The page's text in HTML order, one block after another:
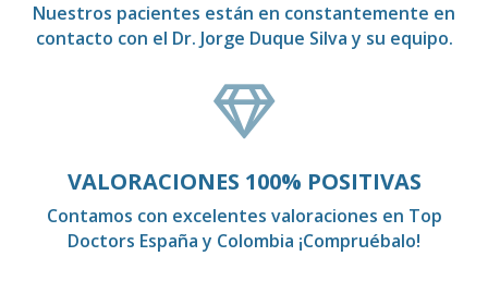
Nuestros pacientes están en constantemente en
contacto con el Dr. Jorge Duque Silva y su equipo.

VALORACIONES 100% POSITIVAS
Contamos con excelentes valoraciones en Top
Doctors España y Colombia ¡Compruébalo!